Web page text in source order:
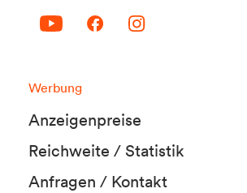
Werbung
Anzeigenpreise
Reichweite / Statistik
Anfragen / Kontakt